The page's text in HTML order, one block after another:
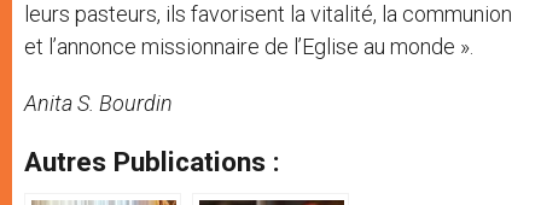
leurs pasteurs, ils favorisent la vitalité, la communion
et l’annonce missionnaire de l’Eglise au monde ».
Anita S. Bourdin
Autres Publications :